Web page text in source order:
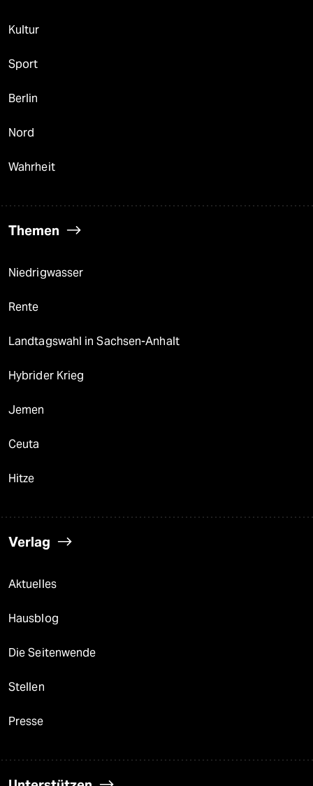
Kultur
Sport
Berlin
Nord
Wahrheit
Themen
Niedrigwasser
Rente
Landtagswahl in Sachsen-Anhalt
Hybrider Krieg
Jemen
Ceuta
Hitze
Verlag
Aktuelles
Hausblog
Die Seitenwende
Stellen
Presse